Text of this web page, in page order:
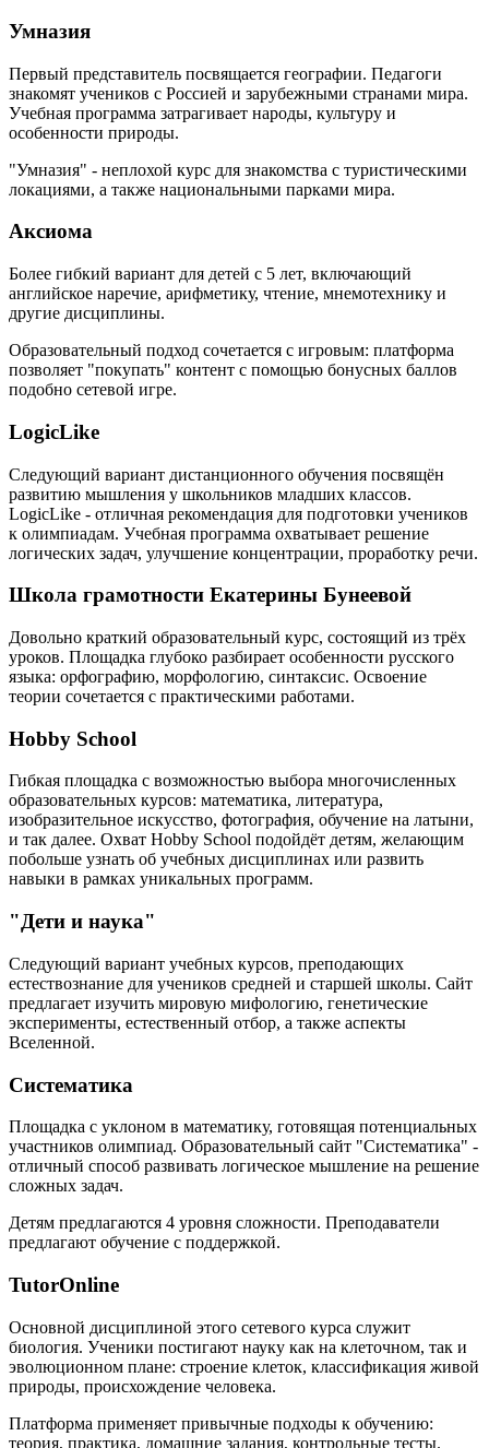
Умназия
Первый представитель посвящается географии. Педагоги
знакомят учеников с Россией и зарубежными странами мира.
Учебная программа затрагивает народы, культуру и
особенности природы.
"Умназия" - неплохой курс для знакомства с туристическими
локациями, а также национальными парками мира.
Аксиома
Более гибкий вариант для детей с 5 лет, включающий
английское наречие, арифметику, чтение, мнемотехнику и
другие дисциплины.
Образовательный подход сочетается с игровым: платформа
позволяет "покупать" контент с помощью бонусных баллов
подобно сетевой игре.
LogicLike
Следующий вариант дистанционного обучения посвящён
развитию мышления у школьников младших классов.
LogicLike - отличная рекомендация для подготовки учеников
к олимпиадам. Учебная программа охватывает решение
логических задач, улучшение концентрации, проработку речи.
Школа грамотности Екатерины Бунеевой
Довольно краткий образовательный курс, состоящий из трёх
уроков. Площадка глубоко разбирает особенности русского
языка: орфографию, морфологию, синтаксис. Освоение
теории сочетается с практическими работами.
Hobby School
Гибкая площадка с возможностью выбора многочисленных
образовательных курсов: математика, литература,
изобразительное искусство, фотография, обучение на латыни,
и так далее. Охват Hobby School подойдёт детям, желающим
побольше узнать об учебных дисциплинах или развить
навыки в рамках уникальных программ.
"Дети и наука"
Следующий вариант учебных курсов, преподающих
естествознание для учеников средней и старшей школы. Сайт
предлагает изучить мировую мифологию, генетические
эксперименты, естественный отбор, а также аспекты
Вселенной.
Систематика
Площадка с уклоном в математику, готовящая потенциальных
участников олимпиад. Образовательный сайт "Систематика" -
отличный способ развивать логическое мышление на решение
сложных задач.
Детям предлагаются 4 уровня сложности. Преподаватели
предлагают обучение с поддержкой.
TutorOnline
Основной дисциплиной этого сетевого курса служит
биология. Ученики постигают науку как на клеточном, так и
эволюционном плане: строение клеток, классификация живой
природы, происхождение человека.
Платформа применяет привычные подходы к обучению:
теория, практика, домашние задания, контрольные тесты.